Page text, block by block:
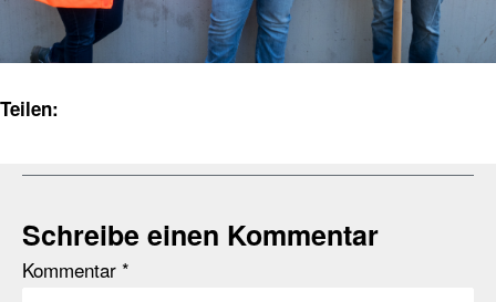
Teilen:
Schreibe einen Kommentar
Kommentar *